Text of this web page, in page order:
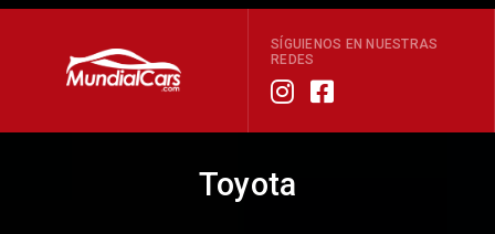
SÍGUIENOS EN NUESTRAS
REDES
Toyota